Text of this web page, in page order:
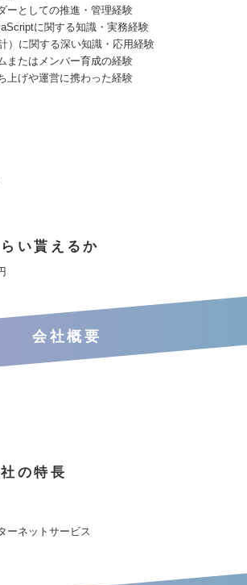
ーとしての推進・管理経験
に関する知識・実務経験
）に関する深い知識・応用経験
またはメンバー育成の経験
上げや運営に携わった経験
い貰えるか
会社概要
の特長
ーネットサービス